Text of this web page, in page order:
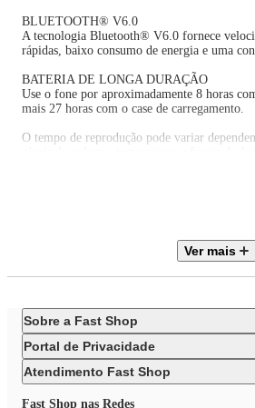
BLUETOOTH® V6.0
A tecnologia Bluetooth® V6.0 fornece
rápidas, baixo consumo de energia e uma
BATERIA DE LONGA DURAÇÃO
Use o fone por aproximadamente 8 horas
mais 27 horas com o case de carregamento.
O tempo de reprodução pode variar
BAIXA LATÊNCIA PARA MAIOR
A latência de 0,07 s garante um feedback
Durabilidade com classificação IP54 garante
estilo de vida ativo.
O case de carregamento não é resistente à
não ser permanente e pode se deteriorar
DESCUBRA MAIS COM O APLICATIVO
Ver mais
Sobre a Fast Shop
Portal de Privacidade
Atendimento Fast Shop
Fast Shop nas Redes